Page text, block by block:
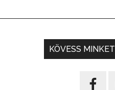
KÖVESS MINKET